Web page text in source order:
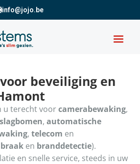
info@jojo.be
beveiliging en
u terecht voorcamerabewaking,
slagbomen,automatische
,telecom en
en branddetectie).
en snelle service, steeds in uw